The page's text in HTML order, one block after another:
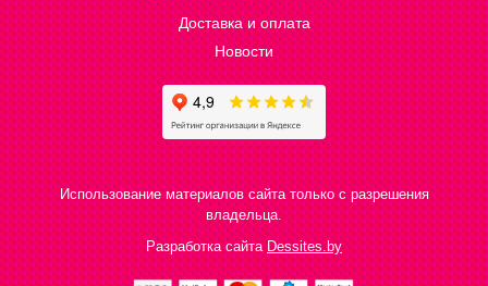
Доставка и оплата
Новости
Использование материалов сайта только с разрешения
владельца.
Разработка сайтаDessites.by